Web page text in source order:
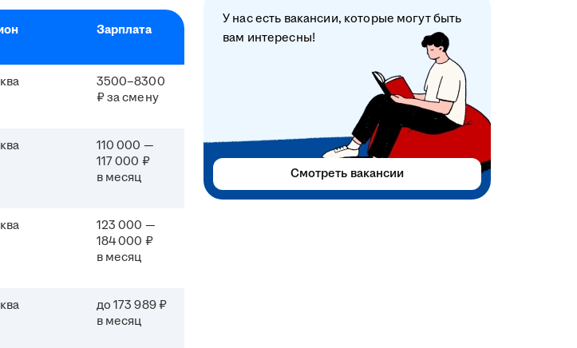
Зарплата
3500–8300
₽ за смену
110 000 —
117 000 ₽
в месяц
123 000 —
184 000 ₽
в месяц
до 173 989 ₽
в месяц
У нас есть вакансии, которые могут быть
вам интересны!
Смотреть вакансии